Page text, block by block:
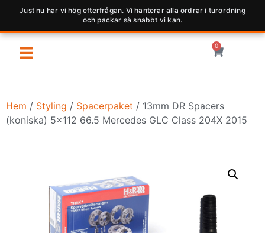
Just nu har vi hög efterfrågan. Vi hanterar alla ordrar i turordning
och packar så snabbt vi kan.
0
Hem / Styling / Spacerpaket / 13mm DR Spacers
(koniska) 5×112 66.5 Mercedes GLC Class 204X 2015